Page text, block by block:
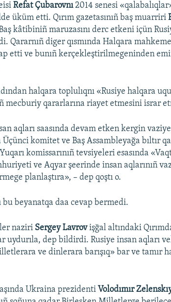
Refat Çubarovnı2014 senesi
üküm etti. Qırım gazetasınıñ baş muarriri
kâtibiniñ maruzasını derc etkeni içün
Qararnıñ diger qısmında Halqara
etti ve bunıñ kerçekleştirilmegeninden
halqara toplulıqnı «Rusiye halqara
mecburiy qararlarına riayet etmesini israr
aqları saasında devam etken kergin
Üçünci komitet ve Baş Assambleyağa bıltır
komissarınıñ tevsiyeleri esasında
ve Aqyar şeerinde insan aqlarınıñ
planlaştıra», – dep qoştı o.
bu beyanatqa daa cevap bermedi.
naziri Sergey Lavrovişğal altındaki
uydurıla, dep bildirdi. Rusiye insan aqları
ve dinlerara barışıq» bar ve tamır
Ukraina prezidenti Volodımır